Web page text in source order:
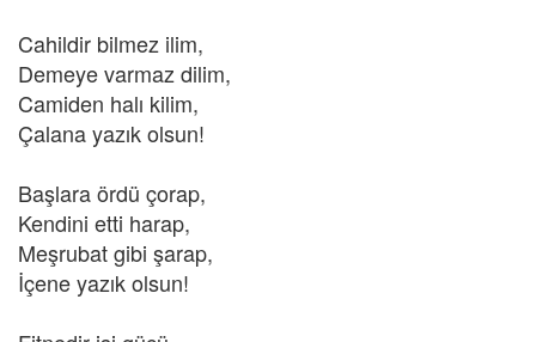
Cahildir bilmez ilim,
Demeye varmaz dilim,
Camiden halı kilim,
Çalana yazık olsun!
Başlara ördü çorap,
Kendini etti harap,
Meşrubat gibi şarap,
İçene yazık olsun!